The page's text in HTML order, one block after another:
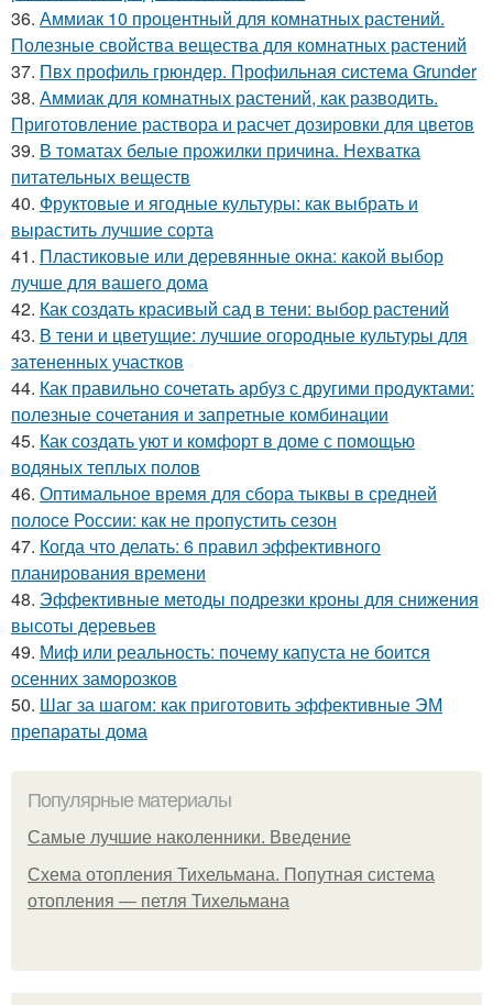
36. Аммиак 10 процентный для комнатных растений.
Полезные свойства вещества для комнатных растений
37. Пвх профиль грюндер. Профильная система Grunder
38. Аммиак для комнатных растений, как разводить.
Приготовление раствора и расчет дозировки для цветов
39. В томатах белые прожилки причина. Нехватка
питательных веществ
40. Фруктовые и ягодные культуры: как выбрать и
вырастить лучшие сорта
41. Пластиковые или деревянные окна: какой выбор
лучше для вашего дома
42. Как создать красивый сад в тени: выбор растений
43. В тени и цветущие: лучшие огородные культуры для
затененных участков
44. Как правильно сочетать арбуз с другими продуктами:
полезные сочетания и запретные комбинации
45. Как создать уют и комфорт в доме с помощью
водяных теплых полов
46. Оптимальное время для сбора тыквы в средней
полосе России: как не пропустить сезон
47. Когда что делать: 6 правил эффективного
планирования времени
48. Эффективные методы подрезки кроны для снижения
высоты деревьев
49. Миф или реальность: почему капуста не боится
осенних заморозков
50. Шаг за шагом: как приготовить эффективные ЭМ
препараты дома
Популярные материалы
Самые лучшие наколенники. Введение
Схема отопления Тихельмана. Попутная система
отопления — петля Тихельмана